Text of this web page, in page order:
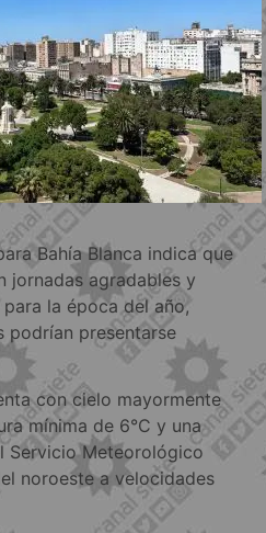
Bahía Blanca indica que
jornadas agradables y
la época del año,
podrían presentarse
con cielo mayormente
mínima de 6°C y una
Servicio Meteorológico
noroeste a velocidades